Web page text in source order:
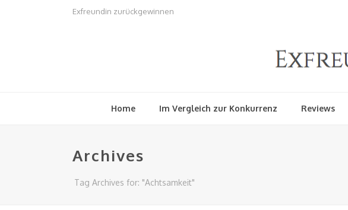
Exfreundin zurückgewinnen
Home Im Vergleich zur Konkurrenz Reviews
Archives
Tag Archives for: "Achtsamkeit"